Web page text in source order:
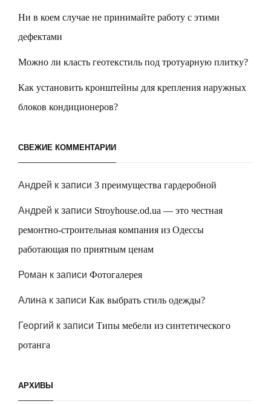
Ни в коем случае не принимайте работу с этими
дефектами
Можно ли класть геотекстиль под тротуарную плитку?
Как установить кронштейны для крепления наружных
блоков кондиционеров?
СВЕЖИЕ КОММЕНТАРИИ
Андрей к записи 3 преимущества гардеробной
Андрей к записи Stroyhouse.od.ua — это честная
ремонтно-строительная компания из Одессы
работающая по приятным ценам
Роман к записи Фотогалерея
Алина к записи Как выбрать стиль одежды?
Георгий к записи Типы мебели из синтетического
ротанга
АРХИВЫ